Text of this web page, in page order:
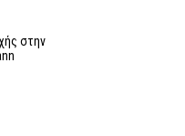
στην